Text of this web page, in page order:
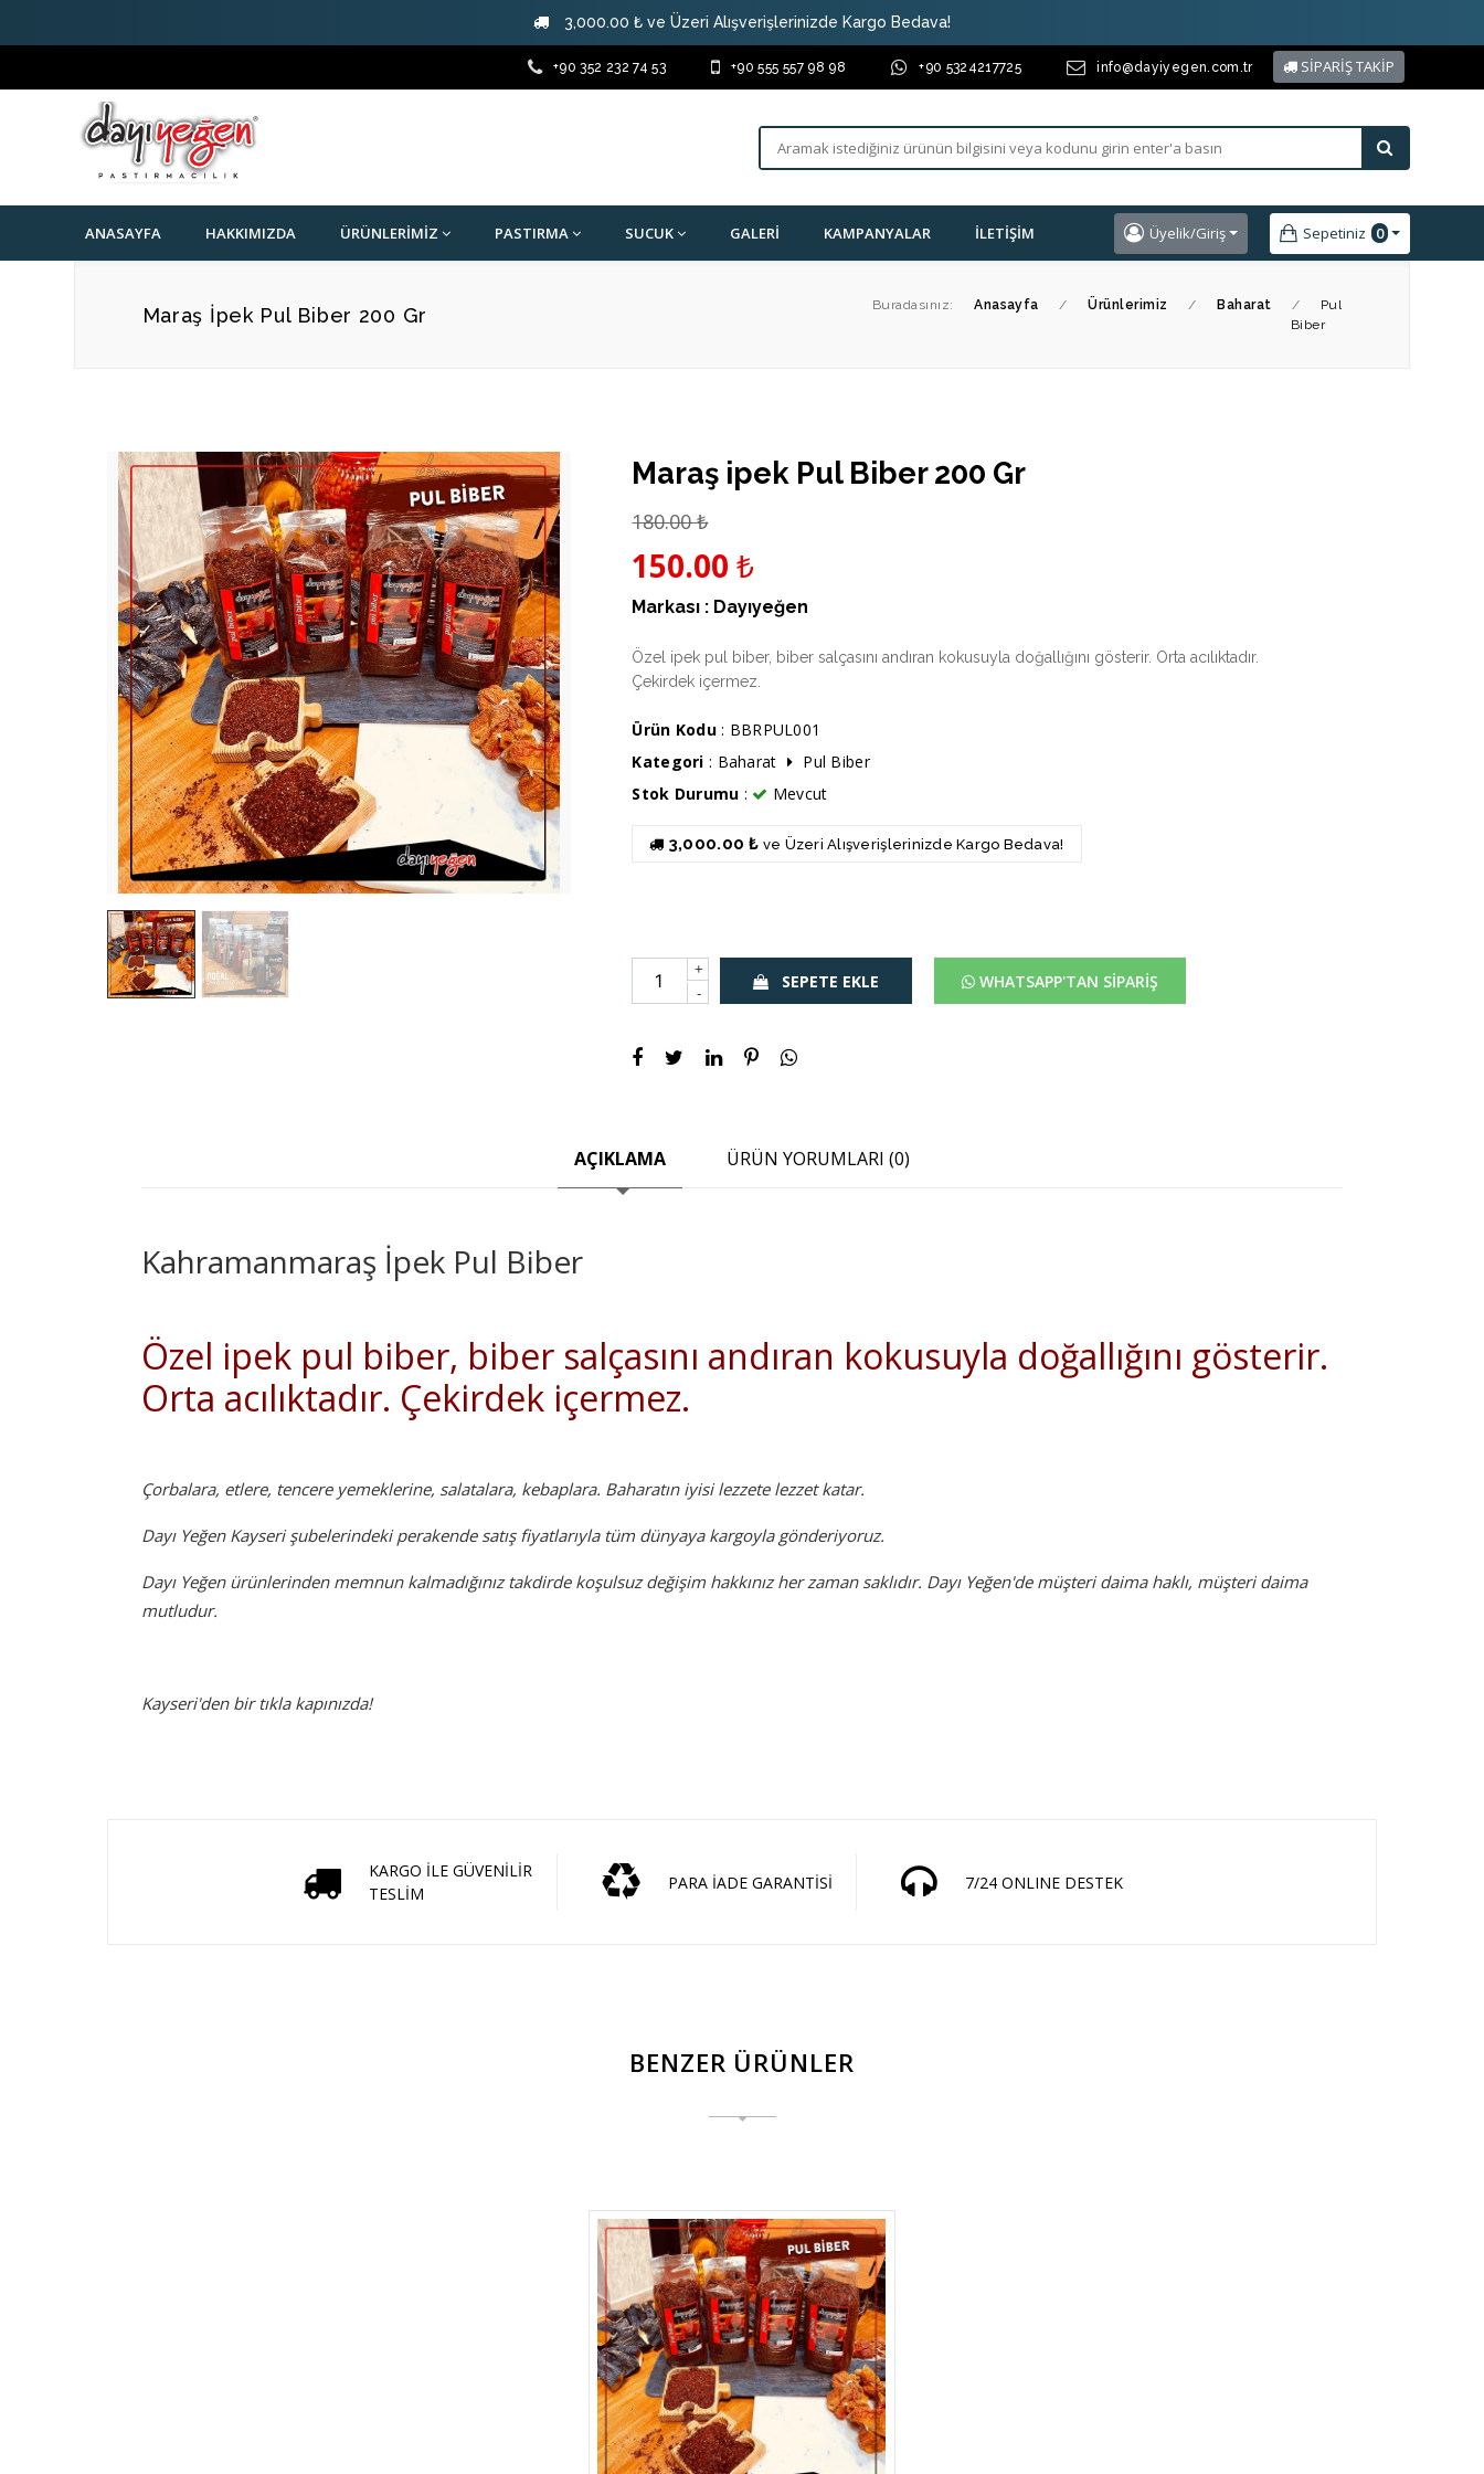
3,000.00 ₺ ve Üzeri Alışverişlerinizde Kargo Bedava!
+90 352 232 74 53 +90 555 557 98 98 +90 5324217725 info@dayiyegen.com.tr SİPARİŞ TAKİP
ANASAYFA HAKKIMIZDA ÜRÜNLERIMIZ PASTIRMA SUCUK GALERI KAMPANYALAR İLETIŞIM Üyelik/Giriş Sepetiniz 0
Maraş İpek Pul Biber 200 Gr Buradasınız: Anasayfa / Ürünlerimiz / Baharat /
Pul
Biber
Maraş ipek Pul Biber 200 Gr
180.00₺
150.00₺
Markası : Dayıyeğen
Özel ipek pul biber, biber salçasını andıran kokusuyla doğallığını gösterir. Orta acılıktadır.
Çekirdek içermez.
Ürün Kodu: BBRPUL001
Kategori : Baharat
Pul Biber
Stok Durumu : Mevcut
3,000.00 ₺ ve Üzeri Alışverişlerinizde Kargo Bedava!
+
-
SEPETE EKLE WHATSAPP'TAN SİPARİŞ
AÇIKLAMA ÜRÜN YORUMLARI (0)
Kahramanmaraş İpek Pul Biber
Özel ipek pul biber, biber salçasını andıran kokusuyla doğallığını gösterir.
Orta acılıktadır. Çekirdek içermez.
Çorbalara, etlere, tencere yemeklerine, salatalara, kebaplara. Baharatın iyisi lezzete lezzet katar.
Dayı Yeğen Kayseri şubelerindeki perakende satış fiyatlarıyla tüm dünyaya kargoyla gönderiyoruz.
Dayı Yeğen ürünlerinden memnun kalmadığınız takdirde koşulsuz değişim hakkınız her zaman saklıdır. Dayı Yeğen'de müşteri daima haklı, müşteri daima
mutludur.
Kayseri'den bir tıkla kapınızda!
KARGO İLE GÜVENİLİR
TESLİM
PARA İADE GARANTİSİ 7/24 ONLINE DESTEK
BENZER ÜRÜNLER